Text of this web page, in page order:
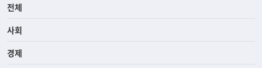
전체
사회
경제